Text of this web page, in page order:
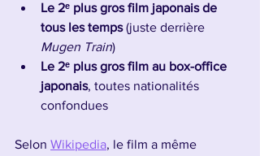
Le 2ᵉ plus gros film japonais de
tous les temps (juste derrière
Mugen Train)
Le 2ᵉ plus gros film au box-office
japonais, toutes nationalités
confondues
Selon Wikipedia, le film a même